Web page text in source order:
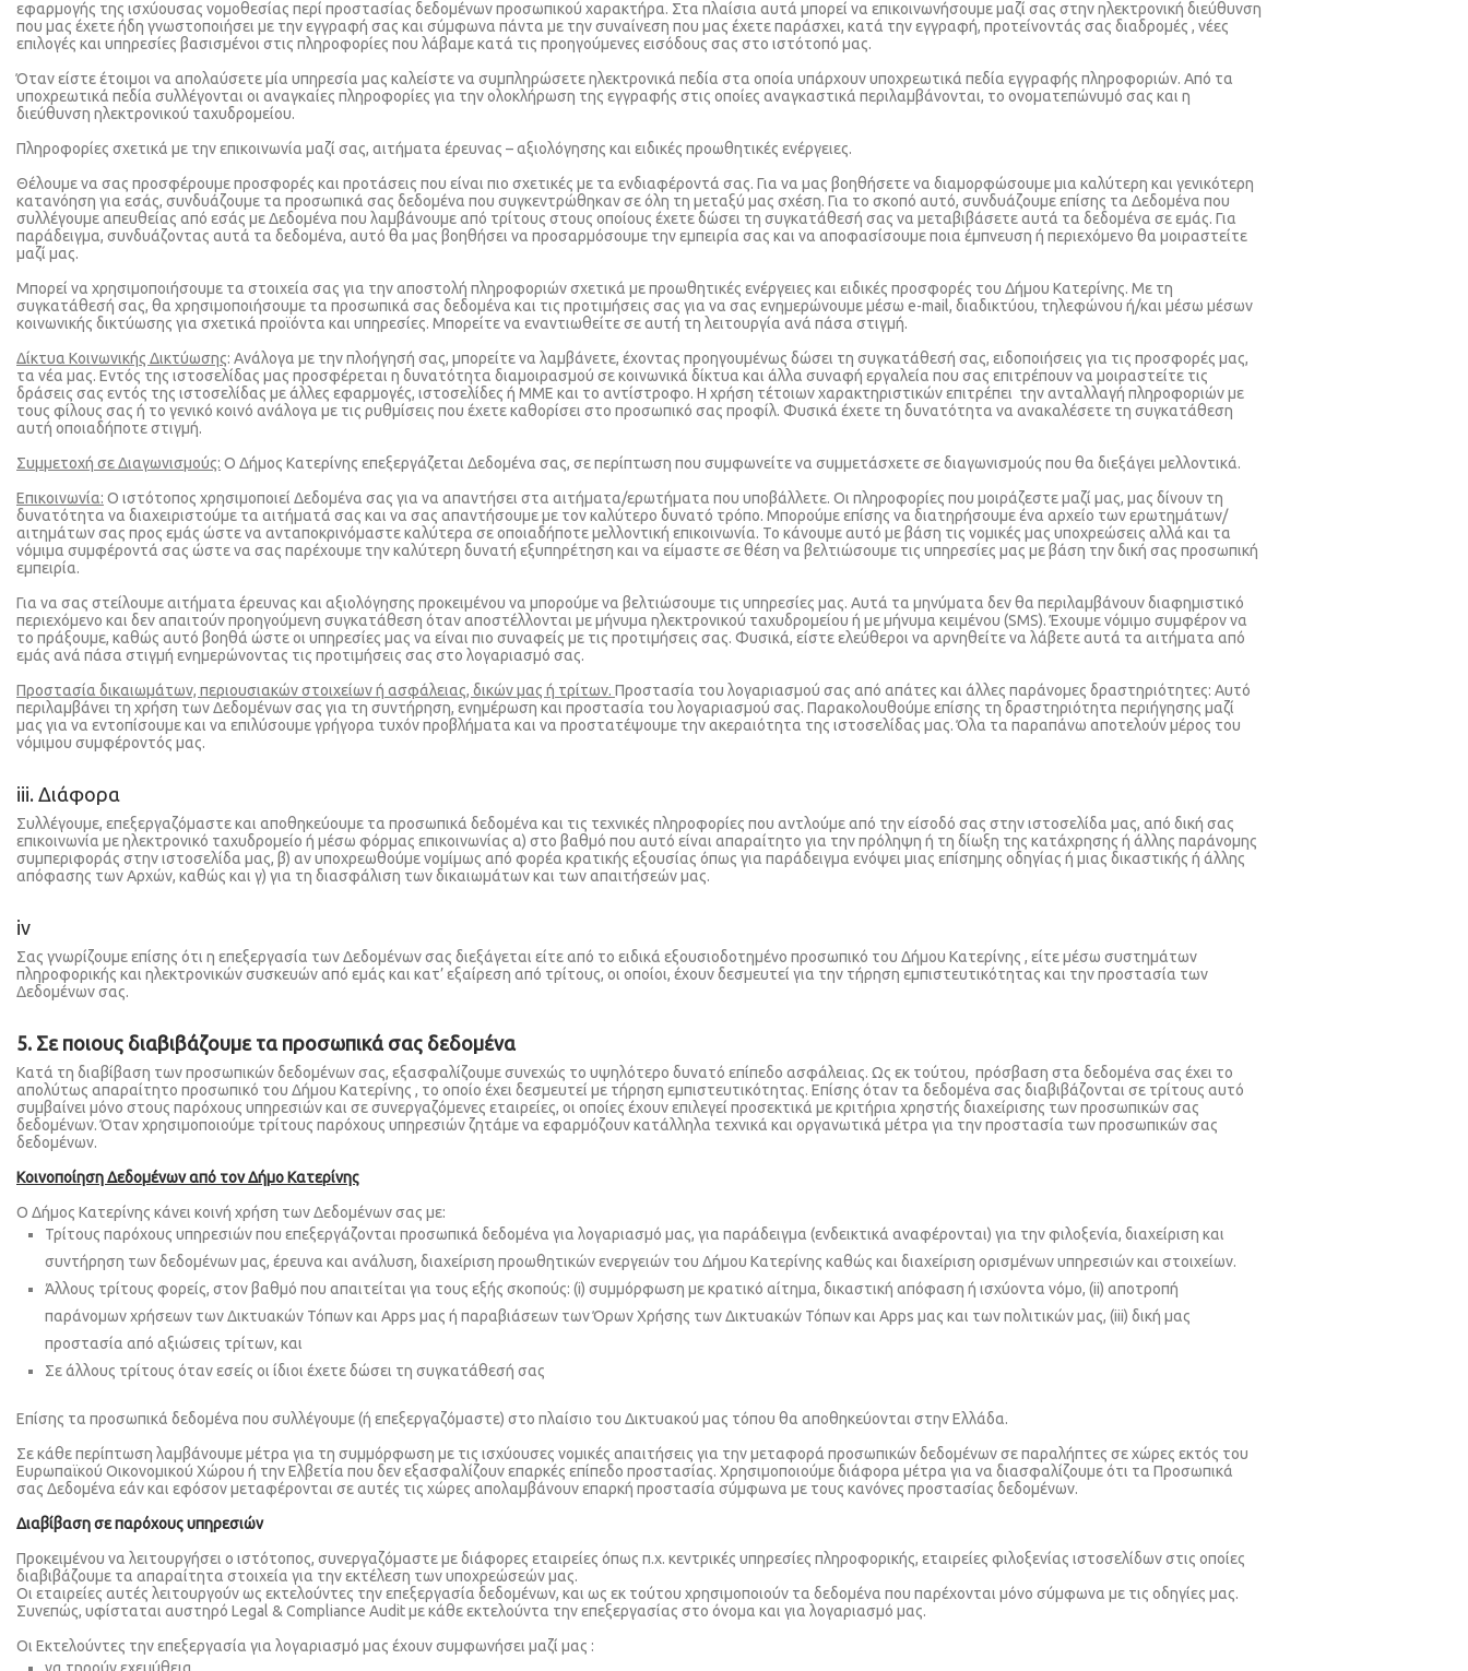
εφαρμογής της ισχύουσας νομοθεσίας περί προστασίας δεδομένων προσωπικού χαρακτήρα. Στα πλαίσια αυτά μπορεί να επικοινωνήσουμε μαζί σας στην ηλεκτρονική διεύθυνση
που μας έχετε ήδη γνωστοποιήσει με την εγγραφή σας και σύμφωνα πάντα με την συναίνεση που μας έχετε παράσχει, κατά την εγγραφή, προτείνοντάς σας διαδρομές , νέες
επιλογές και υπηρεσίες βασισμένοι στις πληροφορίες που λάβαμε κατά τις προηγούμενες εισόδους σας στο ιστότοπό μας.
Όταν είστε έτοιμοι να απολαύσετε μία υπηρεσία μας καλείστε να συμπληρώσετε ηλεκτρονικά πεδία στα οποία υπάρχουν υποχρεωτικά πεδία εγγραφής πληροφοριών. Από τα
υποχρεωτικά πεδία συλλέγονται οι αναγκαίες πληροφορίες για την ολοκλήρωση της εγγραφής στις οποίες αναγκαστικά περιλαμβάνονται, το ονοματεπώνυμό σας και η
διεύθυνση ηλεκτρονικού ταχυδρομείου.
Πληροφορίες σχετικά με την επικοινωνία μαζί σας, αιτήματα έρευνας – αξιολόγησης και ειδικές προωθητικές ενέργειες.
Θέλουμε να σας προσφέρουμε προσφορές και προτάσεις που είναι πιο σχετικές με τα ενδιαφέροντά σας. Για να μας βοηθήσετε να διαμορφώσουμε μια καλύτερη και γενικότερη
κατανόηση για εσάς, συνδυάζουμε τα προσωπικά σας δεδομένα που συγκεντρώθηκαν σε όλη τη μεταξύ μας σχέση. Για το σκοπό αυτό, συνδυάζουμε επίσης τα Δεδομένα που
συλλέγουμε απευθείας από εσάς με Δεδομένα που λαμβάνουμε από τρίτους στους οποίους έχετε δώσει τη συγκατάθεσή σας να μεταβιβάσετε αυτά τα δεδομένα σε εμάς. Για
παράδειγμα, συνδυάζοντας αυτά τα δεδομένα, αυτό θα μας βοηθήσει να προσαρμόσουμε την εμπειρία σας και να αποφασίσουμε ποια έμπνευση ή περιεχόμενο θα μοιραστείτε
μαζί μας.
Μπορεί να χρησιμοποιήσουμε τα στοιχεία σας για την αποστολή πληροφοριών σχετικά με προωθητικές ενέργειες και ειδικές προσφορές του Δήμου Κατερίνης. Με τη
συγκατάθεσή σας, θα χρησιμοποιήσουμε τα προσωπικά σας δεδομένα και τις προτιμήσεις σας για να σας ενημερώνουμε μέσω e-mail, διαδικτύου, τηλεφώνου ή/και μέσω μέσων
κοινωνικής δικτύωσης για σχετικά προϊόντα και υπηρεσίες. Μπορείτε να εναντιωθείτε σε αυτή τη λειτουργία ανά πάσα στιγμή.
Δίκτυα Κοινωνικής Δικτύωσης: Ανάλογα με την πλοήγησή σας, μπορείτε να λαμβάνετε, έχοντας προηγουμένως δώσει τη συγκατάθεσή σας, ειδοποιήσεις για τις προσφορές μας,
τα νέα μας. Εντός της ιστοσελίδας μας προσφέρεται η δυνατότητα διαμοιρασμού σε κοινωνικά δίκτυα και άλλα συναφή εργαλεία που σας επιτρέπουν να μοιραστείτε τις
δράσεις σας εντός της ιστοσελίδας με άλλες εφαρμογές, ιστοσελίδες ή ΜΜΕ και το αντίστροφο. Η χρήση τέτοιων χαρακτηριστικών επιτρέπει την ανταλλαγή πληροφοριών με
τους φίλους σας ή το γενικό κοινό ανάλογα με τις ρυθμίσεις που έχετε καθορίσει στο προσωπικό σας προφίλ. Φυσικά έχετε τη δυνατότητα να ανακαλέσετε τη συγκατάθεση
αυτή οποιαδήποτε στιγμή.
Συμμετοχή σε Διαγωνισμούς: O Δήμος Κατερίνης επεξεργάζεται Δεδομένα σας, σε περίπτωση που συμφωνείτε να συμμετάσχετε σε διαγωνισμούς που θα διεξάγει μελλοντικά.
Επικοινωνία: Ο ιστότοπος χρησιμοποιεί Δεδομένα σας για να απαντήσει στα αιτήματα/ερωτήματα που υποβάλλετε. Οι πληροφορίες που μοιράζεστε μαζί μας, μας δίνουν τη
δυνατότητα να διαχειριστούμε τα αιτήματά σας και να σας απαντήσουμε με τον καλύτερο δυνατό τρόπο. Μπορούμε επίσης να διατηρήσουμε ένα αρχείο των ερωτημάτων/
αιτημάτων σας προς εμάς ώστε να ανταποκρινόμαστε καλύτερα σε οποιαδήποτε μελλοντική επικοινωνία. Το κάνουμε αυτό με βάση τις νομικές μας υποχρεώσεις αλλά και τα
νόμιμα συμφέροντά σας ώστε να σας παρέχουμε την καλύτερη δυνατή εξυπηρέτηση και να είμαστε σε θέση να βελτιώσουμε τις υπηρεσίες μας με βάση την δική σας προσωπική
εμπειρία.
Για να σας στείλουμε αιτήματα έρευνας και αξιολόγησης προκειμένου να μπορούμε να βελτιώσουμε τις υπηρεσίες μας. Αυτά τα μηνύματα δεν θα περιλαμβάνουν διαφημιστικό
περιεχόμενο και δεν απαιτούν προηγούμενη συγκατάθεση όταν αποστέλλονται με μήνυμα ηλεκτρονικού ταχυδρομείου ή με μήνυμα κειμένου (SMS). Έχουμε νόμιμο συμφέρον να
το πράξουμε, καθώς αυτό βοηθά ώστε οι υπηρεσίες μας να είναι πιο συναφείς με τις προτιμήσεις σας. Φυσικά, είστε ελεύθεροι να αρνηθείτε να λάβετε αυτά τα αιτήματα από
εμάς ανά πάσα στιγμή ενημερώνοντας τις προτιμήσεις σας στο λογαριασμό σας.
Προστασία δικαιωμάτων, περιουσιακών στοιχείων ή ασφάλειας, δικών μας ή τρίτων. Προστασία του λογαριασμού σας από απάτες και άλλες παράνομες δραστηριότητες: Αυτό
περιλαμβάνει τη χρήση των Δεδομένων σας για τη συντήρηση, ενημέρωση και προστασία του λογαριασμού σας. Παρακολουθούμε επίσης τη δραστηριότητα περιήγησης μαζί
μας για να εντοπίσουμε και να επιλύσουμε γρήγορα τυχόν προβλήματα και να προστατέψουμε την ακεραιότητα της ιστοσελίδας μας. Όλα τα παραπάνω αποτελούν μέρος του
νόμιμου συμφέροντός μας.
iii. Διάφορα
Συλλέγουμε, επεξεργαζόμαστε και αποθηκεύουμε τα προσωπικά δεδομένα και τις τεχνικές πληροφορίες που αντλούμε από την είσοδό σας στην ιστοσελίδα μας, από δική σας
επικοινωνία με ηλεκτρονικό ταχυδρομείο ή μέσω φόρμας επικοινωνίας α) στο βαθμό που αυτό είναι απαραίτητο για την πρόληψη ή τη δίωξη της κατάχρησης ή άλλης παράνομης
συμπεριφοράς στην ιστοσελίδα μας, β) αν υποχρεωθούμε νομίμως από φορέα κρατικής εξουσίας όπως για παράδειγμα ενόψει μιας επίσημης οδηγίας ή μιας δικαστικής ή άλλης
απόφασης των Αρχών, καθώς και γ) για τη διασφάλιση των δικαιωμάτων και των απαιτήσεών μας.
iv
Σας γνωρίζουμε επίσης ότι η επεξεργασία των Δεδομένων σας διεξάγεται είτε από το ειδικά εξουσιοδοτημένο προσωπικό του Δήμου Κατερίνης , είτε μέσω συστημάτων
πληροφορικής και ηλεκτρονικών συσκευών από εμάς και κατ’ εξαίρεση από τρίτους, οι οποίοι, έχουν δεσμευτεί για την τήρηση εμπιστευτικότητας και την προστασία των
Δεδομένων σας.
5. Σε ποιους διαβιβάζουμε τα προσωπικά σας δεδομένα
Κατά τη διαβίβαση των προσωπικών δεδομένων σας, εξασφαλίζουμε συνεχώς το υψηλότερο δυνατό επίπεδο ασφάλειας. Ως εκ τούτου, πρόσβαση στα δεδομένα σας έχει το
απολύτως απαραίτητο προσωπικό του Δήμου Κατερίνης , το οποίο έχει δεσμευτεί με τήρηση εμπιστευτικότητας. Επίσης όταν τα δεδομένα σας διαβιβάζονται σε τρίτους αυτό
συμβαίνει μόνο στους παρόχους υπηρεσιών και σε συνεργαζόμενες εταιρείες, οι οποίες έχουν επιλεγεί προσεκτικά με κριτήρια χρηστής διαχείρισης των προσωπικών σας
δεδομένων. Όταν χρησιμοποιούμε τρίτους παρόχους υπηρεσιών ζητάμε να εφαρμόζουν κατάλληλα τεχνικά και οργανωτικά μέτρα για την προστασία των προσωπικών σας
δεδομένων.
Κοινοποίηση Δεδομένων από τον Δήμο Κατερίνης
Ο Δήμος Κατερίνης κάνει κοινή χρήση των Δεδομένων σας με:
Τρίτους παρόχους υπηρεσιών που επεξεργάζονται προσωπικά δεδομένα για λογαριασμό μας, για παράδειγμα (ενδεικτικά αναφέρονται) για την φιλοξενία, διαχείριση και
συντήρηση των δεδομένων μας, έρευνα και ανάλυση, διαχείριση προωθητικών ενεργειών του Δήμου Κατερίνης καθώς και διαχείριση ορισμένων υπηρεσιών και στοιχείων.
Άλλους τρίτους φορείς, στον βαθμό που απαιτείται για τους εξής σκοπούς: (i) συμμόρφωση με κρατικό αίτημα, δικαστική απόφαση ή ισχύοντα νόμο, (ii) αποτροπή
παράνομων χρήσεων των Δικτυακών Τόπων και Apps μας ή παραβιάσεων των Όρων Χρήσης των Δικτυακών Τόπων και Apps μας και των πολιτικών μας, (iii) δική μας
προστασία από αξιώσεις τρίτων, και
Σε άλλους τρίτους όταν εσείς οι ίδιοι έχετε δώσει τη συγκατάθεσή σας
Επίσης τα προσωπικά δεδομένα που συλλέγουμε (ή επεξεργαζόμαστε) στο πλαίσιο του Δικτυακού μας τόπου θα αποθηκεύονται στην Ελλάδα.
Σε κάθε περίπτωση λαμβάνουμε μέτρα για τη συμμόρφωση με τις ισχύουσες νομικές απαιτήσεις για την μεταφορά προσωπικών δεδομένων σε παραλήπτες σε χώρες εκτός του
Ευρωπαϊκού Οικονομικού Χώρου ή την Ελβετία που δεν εξασφαλίζουν επαρκές επίπεδο προστασίας. Χρησιμοποιούμε διάφορα μέτρα για να διασφαλίζουμε ότι τα Προσωπικά
σας Δεδομένα εάν και εφόσον μεταφέρονται σε αυτές τις χώρες απολαμβάνουν επαρκή προστασία σύμφωνα με τους κανόνες προστασίας δεδομένων.
Διαβίβαση σε παρόχους υπηρεσιών
Προκειμένου να λειτουργήσει ο ιστότοπος, συνεργαζόμαστε με διάφορες εταιρείες όπως π.χ. κεντρικές υπηρεσίες πληροφορικής, εταιρείες φιλοξενίας ιστοσελίδων στις οποίες
διαβιβάζουμε τα απαραίτητα στοιχεία για την εκτέλεση των υποχρεώσεών μας.
Οι εταιρείες αυτές λειτουργούν ως εκτελούντες την επεξεργασία δεδομένων, και ως εκ τούτου χρησιμοποιούν τα δεδομένα που παρέχονται μόνο σύμφωνα με τις οδηγίες μας.
Συνεπώς, υφίσταται αυστηρό Legal & Compliance Audit με κάθε εκτελούντα την επεξεργασίας στο όνομα και για λογαριασμό μας.
Οι Εκτελούντες την επεξεργασία για λογαριασμό μας έχουν συμφωνήσει μαζί μας :
να τηρούν εχεμύθεια,